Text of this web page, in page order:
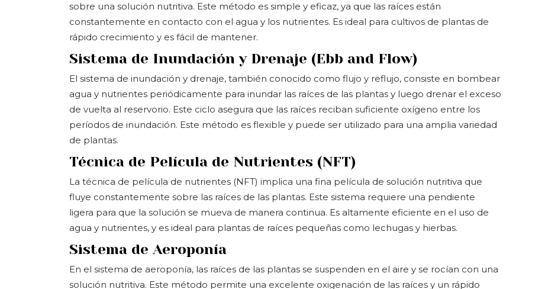
sobre una solución nutritiva. Este método es simple y eficaz, ya que las raíces están
constantemente en contacto con el agua y los nutrientes. Es ideal para cultivos de plantas de
rápido crecimiento y es fácil de mantener.
Sistema de Inundación y Drenaje (Ebb and Flow)
El sistema de inundación y drenaje, también conocido como flujo y reflujo, consiste en bombear
agua y nutrientes periódicamente para inundar las raíces de las plantas y luego drenar el exceso
de vuelta al reservorio. Este ciclo asegura que las raíces reciban suficiente oxígeno entre los
períodos de inundación. Este método es flexible y puede ser utilizado para una amplia variedad
de plantas.
Técnica de Película de Nutrientes (NFT)
La técnica de película de nutrientes (NFT) implica una fina película de solución nutritiva que
fluye constantemente sobre las raíces de las plantas. Este sistema requiere una pendiente
ligera para que la solución se mueva de manera continua. Es altamente eficiente en el uso de
agua y nutrientes, y es ideal para plantas de raíces pequeñas como lechugas y hierbas.
Sistema de Aeroponía
En el sistema de aeroponía, las raíces de las plantas se suspenden en el aire y se rocían con una
solución nutritiva. Este método permite una excelente oxigenación de las raíces y un rápido